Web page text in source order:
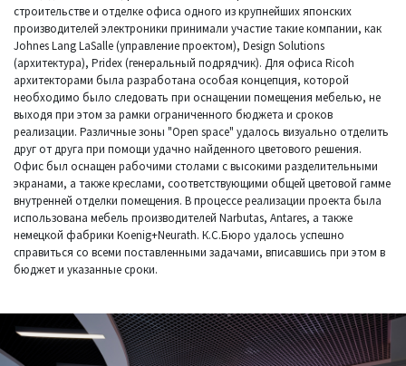
строительстве и отделке офиса одного из крупнейших японских
производителей электроники принимали участие такие компании, как
Johnes Lang LaSalle (управление проектом), Design Solutions
(архитектура), Pridex (генеральный подрядчик). Для офиса Ricoh
архитекторами была разработана особая концепция, которой
необходимо было следовать при оснащении помещения мебелью, не
выходя при этом за рамки ограниченного бюджета и сроков
реализации. Различные зоны "Open space" удалось визуально отделить
друг от друга при помощи удачно найденного цветового решения.
Офис был оснащен рабочими столами с высокими разделительными
экранами, а также креслами, соответствующими общей цветовой гамме
внутренней отделки помещения. В процессе реализации проекта была
использована мебель производителей Narbutas, Antares, а также
немецкой фабрики Koenig+Neurath. К.С.Бюро удалось успешно
справиться со всеми поставленными задачами, вписавшись при этом в
бюджет и указанные сроки.